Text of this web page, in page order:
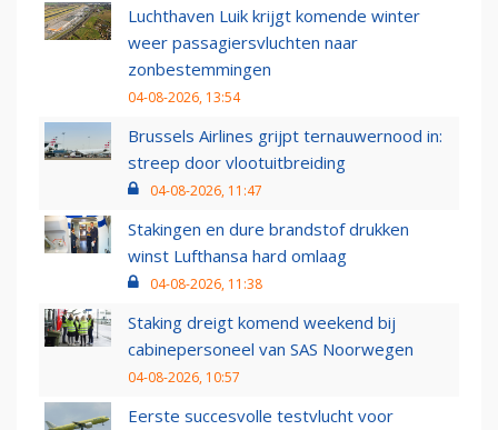
Luchthaven Luik krijgt komende winter
weer passagiersvluchten naar
zonbestemmingen
04-08-2026, 13:54
Brussels Airlines grijpt ternauwernood in:
streep door vlootuitbreiding
04-08-2026, 11:47
Stakingen en dure brandstof drukken
winst Lufthansa hard omlaag
04-08-2026, 11:38
Staking dreigt komend weekend bij
cabinepersoneel van SAS Noorwegen
04-08-2026, 10:57
Eerste succesvolle testvlucht voor